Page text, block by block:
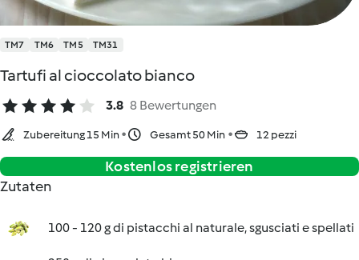
TM7 TM6 TM5 TM31
Tartufi al cioccolato bianco
3.8 8 Bewertungen
Zubereitung 15 Min Gesamt 50 Min 12 pezzi
Kostenlos registrieren
Zutaten
100 - 120 g di pistacchi al naturale, sgusciati e spellati